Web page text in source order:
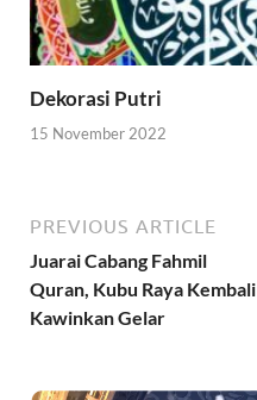
Dekorasi Putri
15 November 2022
PREVIOUS ARTICLE
Juarai Cabang Fahmil
Quran, Kubu Raya Kembali
Kawinkan Gelar